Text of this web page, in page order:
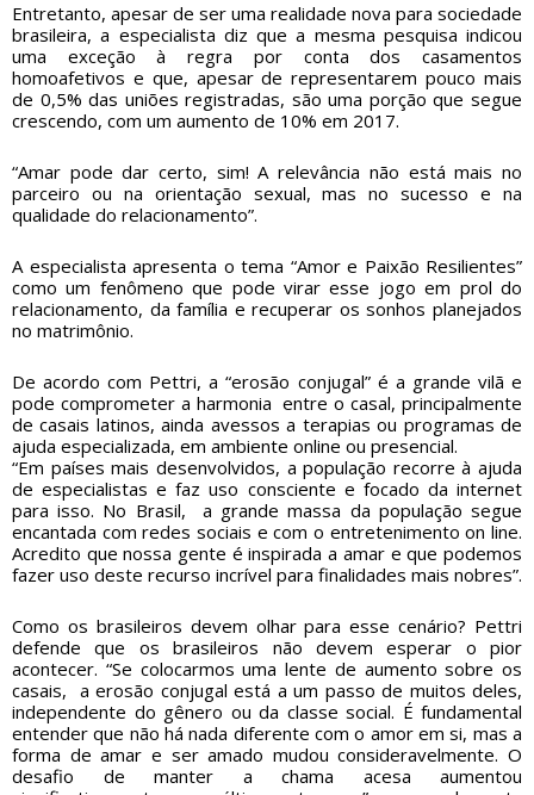
Entretanto, apesar de ser uma realidade nova para sociedade
brasileira, a especialista diz que a mesma pesquisa indicou
uma exceção à regra por conta dos casamentos
homoafetivos e que, apesar de representarem pouco mais
de 0,5% das uniões registradas, são uma porção que segue
crescendo, com um aumento de 10% em 2017.
“Amar pode dar certo, sim! A relevância não está mais no
parceiro ou na orientação sexual, mas no sucesso e na
qualidade do relacionamento”.
A especialista apresenta o tema “Amor e Paixão Resilientes”
como um fenômeno que pode virar esse jogo em prol do
relacionamento, da família e recuperar os sonhos planejados
no matrimônio.
De acordo com Pettri, a “erosão conjugal” é a grande vilã e
pode comprometer a harmonia entre o casal, principalmente
de casais latinos, ainda avessos a terapias ou programas de
ajuda especializada, em ambiente online ou presencial.
“Em países mais desenvolvidos, a população recorre à ajuda
de especialistas e faz uso consciente e focado da internet
para isso. No Brasil, a grande massa da população segue
encantada com redes sociais e com o entretenimento on line.
Acredito que nossa gente é inspirada a amar e que podemos
fazer uso deste recurso incrível para finalidades mais nobres”.
Como os brasileiros devem olhar para esse cenário? Pettri
defende que os brasileiros não devem esperar o pior
acontecer. “Se colocarmos uma lente de aumento sobre os
casais, a erosão conjugal está a um passo de muitos deles,
independente do gênero ou da classe social. É fundamental
entender que não há nada diferente com o amor em si, mas a
forma de amar e ser amado mudou consideravelmente. O
desafio de manter a chama acesa aumentou